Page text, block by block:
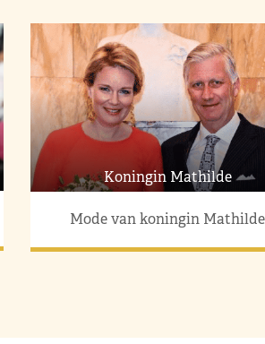
Koningin Mathilde
Mode van koningin Mathilde